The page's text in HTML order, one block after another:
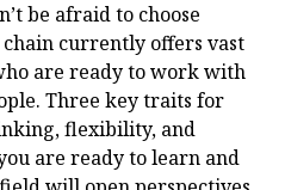
be afraid to choose
currently offers vast
are ready to work with
Three key traits for
flexibility, and
are ready to learn and